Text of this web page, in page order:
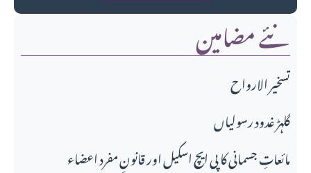
نئے مضامین
تسخير الارواح
گلہڑ غدود رسولیاں
مائعاتِ جسمانی کا پی ایچ اسکیل اور قانونِ مفرد اعضاء